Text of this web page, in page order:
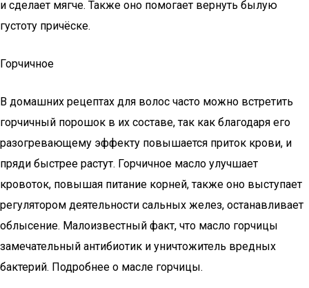
и сделает мягче. Также оно помогает вернуть былую
густоту причёске.
Горчичное
В домашних рецептах для волос часто можно встретить
горчичный порошок в их составе, так как благодаря его
разогревающему эффекту повышается приток крови, и
пряди быстрее растут. Горчичное масло улучшает
кровоток, повышая питание корней, также оно выступает
регулятором деятельности сальных желез, останавливает
облысение. Малоизвестный факт, что масло горчицы
замечательный антибиотик и уничтожитель вредных
бактерий. Подробнее о масле горчицы.